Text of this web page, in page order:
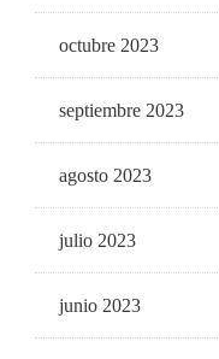
octubre 2023
septiembre 2023
agosto 2023
julio 2023
junio 2023